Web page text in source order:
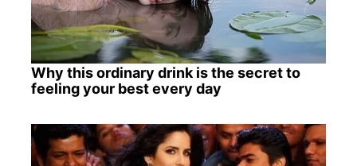
Why this ordinary drink is the secret to
feeling your best every day